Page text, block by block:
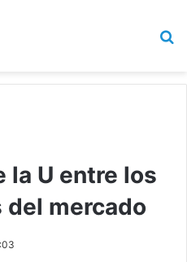
la U entre los
mercado